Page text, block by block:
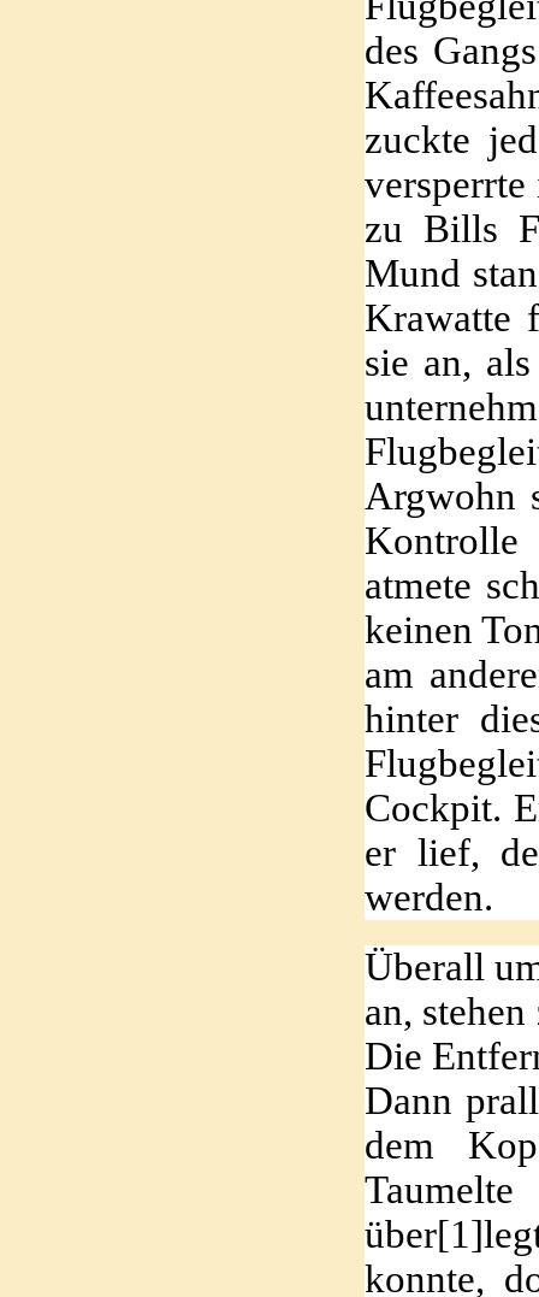
des
zuckte
zu Bills
Mund
Krawatte
sie an,
Argwohn
atmete
keinen
am
hinter
Cockpit.
er lief,
werden.
Überall
an,
Die
Dann
dem
über[1]
konnte,